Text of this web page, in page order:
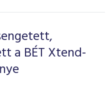
a BÉT Xtend-